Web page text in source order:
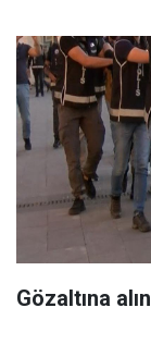
Gözaltına